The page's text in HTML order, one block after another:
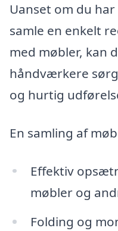
Uanset om du
samle en enkelt
med møbler, kan
håndværkere
og hurtig
En samling af
Effektiv
møbler og
Folding og